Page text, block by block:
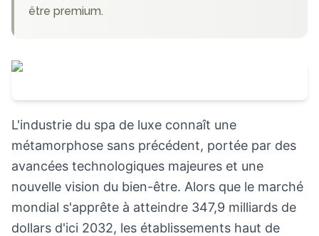
être premium.
L'industrie du spa de luxe connaît une
métamorphose sans précédent, portée par des
avancées technologiques majeures et une
nouvelle vision du bien-être. Alors que le marché
mondial s'apprête à atteindre 347,9 milliards de
dollars d'ici 2032, les établissements haut de